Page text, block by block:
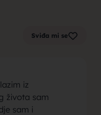
Sviđa mi se
iz
života sam
sam i